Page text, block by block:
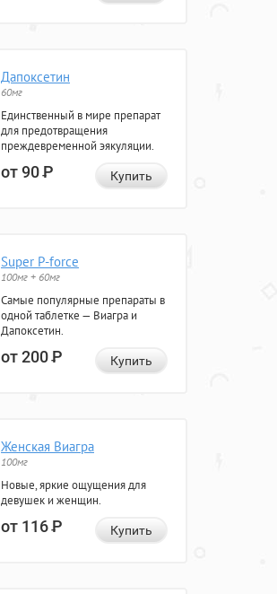
Дапоксетин
60мг
Единственный в мире препарат
для предотвращения
преждевременной эякуляции.
от 90Р Купить
Super P-force
100мг + 60мг
Самые популярные препараты в
одной таблетке — Виагра и
Дапоксетин.
от 200Р Купить
Женская Виагра
100мг
Новые, яркие ощущения для
девушек и женщин.
от 116Р Купить